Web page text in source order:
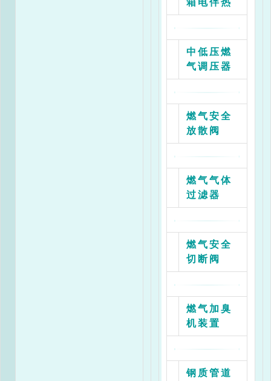
箱电伴热
中低压燃
气调压器
燃气安全
放散阀
燃气气体
过滤器
燃气安全
切断阀
燃气加臭
机装置
钢质管道